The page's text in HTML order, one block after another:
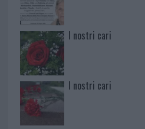
I nostri cari
I nostri cari